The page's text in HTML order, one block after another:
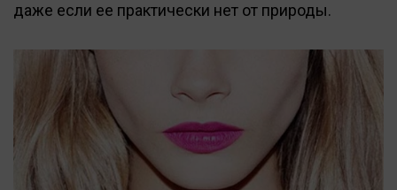
даже если ее практически нет от природы.